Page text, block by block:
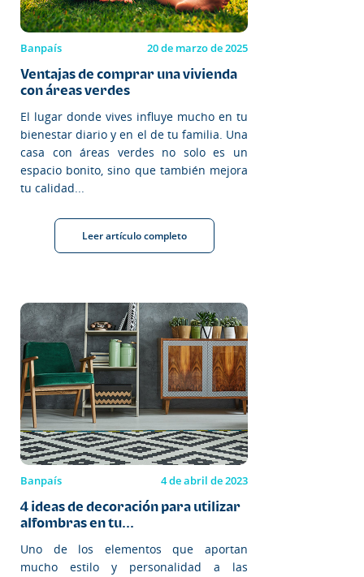
Banpaís 20 de marzo de 2025
Ventajas de comprar una vivienda
con áreas verdes
El lugar donde vives influye mucho en tu
bienestar diario y en el de tu familia. Una
casa con áreas verdes no solo es un
espacio bonito, sino que también mejora
tu calidad...
Leer artículo completo
Banpaís 4 de abril de 2023
4 ideas de decoración para utilizar
alfombras en tu...
Uno de los elementos que aportan
mucho estilo y personalidad a las